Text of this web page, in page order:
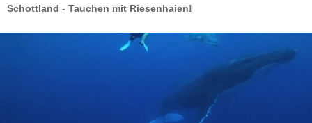
Schottland - Tauchen mit Riesenhaien!